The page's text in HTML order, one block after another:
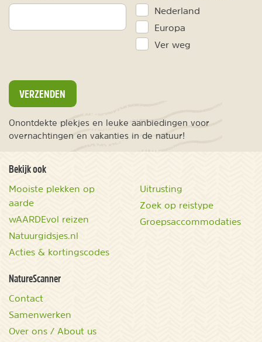
Nederland
Europa
Ver weg
VERZENDEN
Onontdekte plekjes en leuke aanbiedingen voor
overnachtingen en vakanties in de natuur!
Bekijk ook
Mooiste plekken op
aarde
wAARDEvol reizen
Natuurgidsjes.nl
Acties & kortingscodes
Uitrusting
Zoek op reistype
Groepsaccommodaties
NatureScanner
Contact
Samenwerken
Over ons / About us